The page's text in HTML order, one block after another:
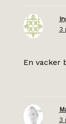
3
En vacker
3